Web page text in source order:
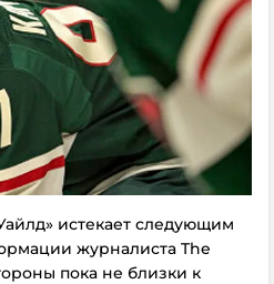
истекает следующим
журналиста The
пока не близки к